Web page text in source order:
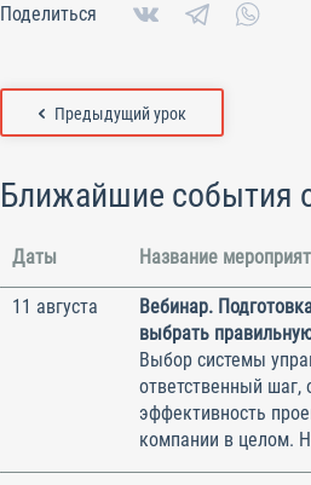
Поделиться
Предыдущий урок
Ближайшие события
Даты Название
11 августа
Вебинар.
выбрать
Выбор системы
ответственный шаг,
эффективность
компании в целом.